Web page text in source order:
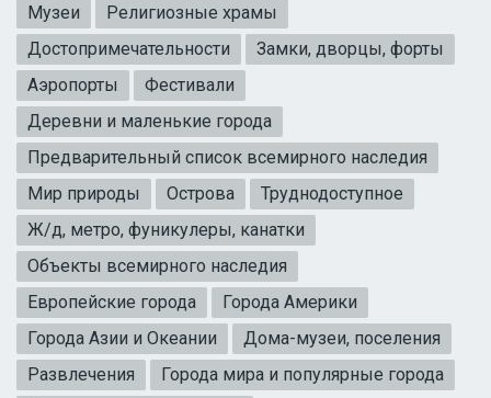
Музеи
Религиозные храмы
Достопримечательности
Замки, дворцы, форты
Аэропорты
Фестивали
Деревни и маленькие города
Предварительный список всемирного наследия
Мир природы
Острова
Труднодоступное
Ж/д, метро, фуникулеры, канатки
Объекты всемирного наследия
Европейские города
Города Америки
Города Азии и Океании
Дома-музеи, поселения
Развлечения
Города мира и популярные города